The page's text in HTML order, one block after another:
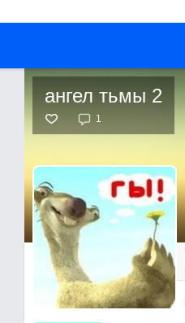
ангел тьмы 2
1